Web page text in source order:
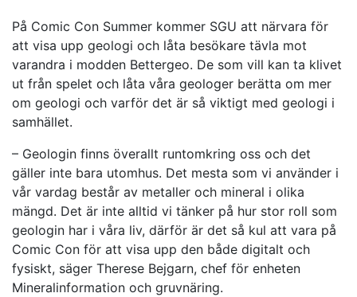
På Comic Con Summer kommer SGU att närvara för
att visa upp geologi och låta besökare tävla mot
varandra i modden Bettergeo. De som vill kan ta klivet
ut från spelet och låta våra geologer berätta om mer
om geologi och varför det är så viktigt med geologi i
samhället.
– Geologin finns överallt runtomkring oss och det
gäller inte bara utomhus. Det mesta som vi använder i
vår vardag består av metaller och mineral i olika
mängd. Det är inte alltid vi tänker på hur stor roll som
geologin har i våra liv, därför är det så kul att vara på
Comic Con för att visa upp den både digitalt och
fysiskt, säger Therese Bejgarn, chef för enheten
Mineralinformation och gruvnäring.